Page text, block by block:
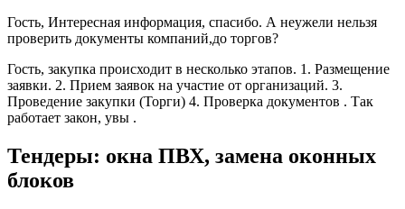
Гость, Интересная информация, спасибо. А неужели нельзя
проверить документы компаний,до торгов?
Гость, закупка происходит в несколько этапов. 1. Размещение
заявки. 2. Прием заявок на участие от организаций. 3.
Проведение закупки (Торги) 4. Проверка документов . Так
работает закон, увы .
Тендеры: окна ПВХ, замена оконных
блоков